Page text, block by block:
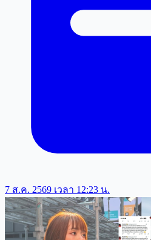
7 ส.ค. 2569 เวลา 12:23 น.